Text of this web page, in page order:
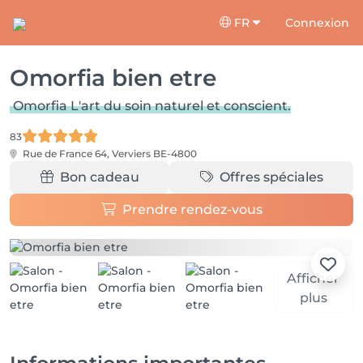
FR Connexion
Omorfia bien etre
Omorfia L'art du soin naturel et conscient.
83
Rue de France 64, Verviers BE-4800
Bon cadeau Offres spéciales
Prendre rendez-vous
Afficher
plus